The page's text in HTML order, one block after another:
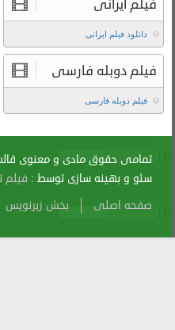
از آن پیگرد قانونی دارد.
Search Alexa